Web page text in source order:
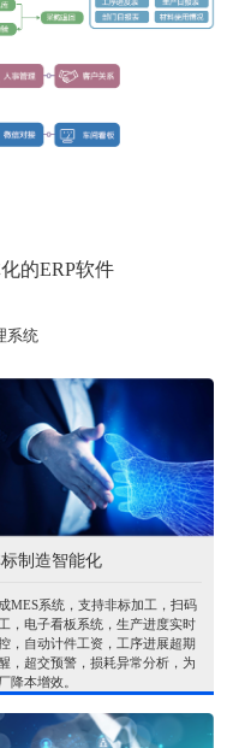
的ERP软件
系统
制造智能化
MES系统，支持非标加工，扫码
，电子看板系统，生产进度实时
，自动计件工资，工序进展超期
，超交预警，损耗异常分析，为
降本增效。